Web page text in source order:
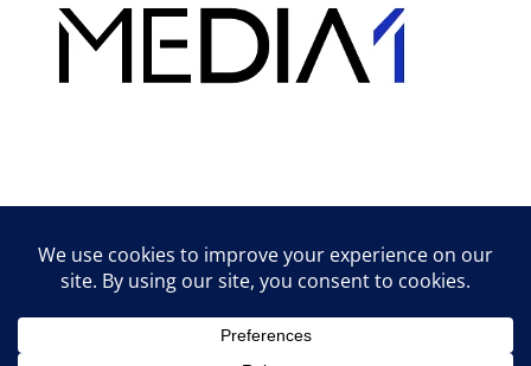
Lifestyle tippek & trükkök